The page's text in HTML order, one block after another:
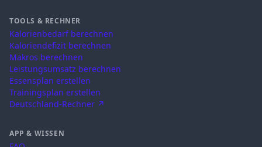
TOOLS & RECHNER
Kalorienbedarf berechnen
Kaloriendefizit berechnen
Makros berechnen
Leistungsumsatz berechnen
Essensplan erstellen
Trainingsplan erstellen
Deutschland-Rechner ↗
APP & WISSEN